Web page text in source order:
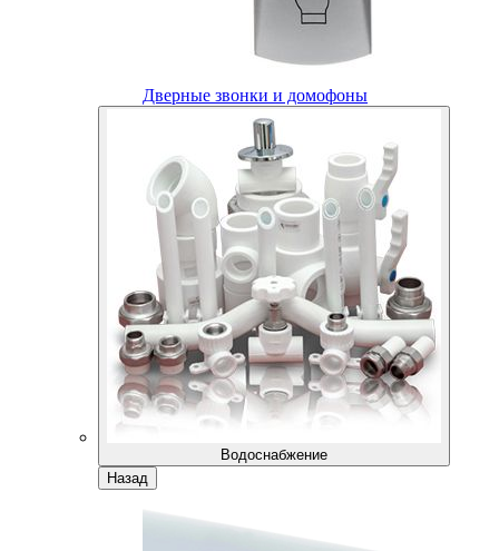
Дверные звонки и домофоны
Водоснабжение
Назад